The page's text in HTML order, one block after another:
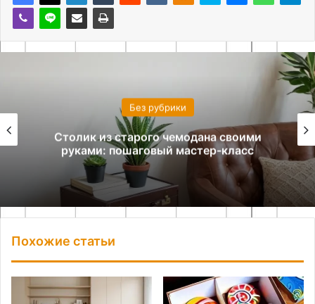
Без рубрики
Столик из старого чемодана своими
руками: пошаговый мастер-класс
Похожие статьи